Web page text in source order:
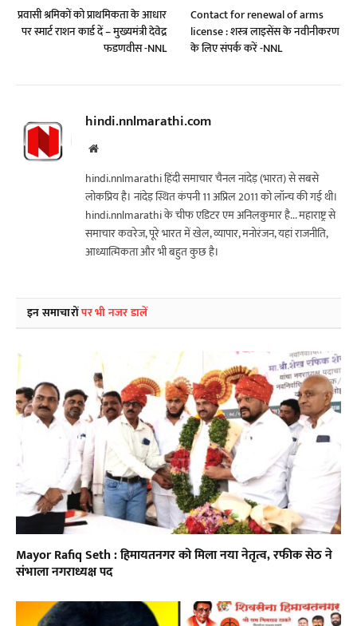
प्रवासी श्रमिकों को प्राथमिकता के आधार
पर स्मार्ट राशन कार्ड दें – मुख्यमंत्री देवेद्र
फडणवीस -NNL
Contact for renewal of arms
license : शस्त्र लाइसेंस के नवीनीकरण
के लिए संपर्क करें -NNL
hindi.nnlmarathi.com
Website
hindi.nnlmarathi हिंदी समाचार चैनल नांदेड़ (भारत) से सबसे
लोकप्रिय है। नांदेड़ स्थित कंपनी 11 अप्रिल 2011 को लॉन्च की गई थी।
hindi.nnlmarathi के चीफ एडिटर एम अनिलकुमार है... महाराष्ट्र से
समाचार कवरेज, पूरे भारत में खेल, व्यापार, मनोरंजन, यहां राजनीति,
आध्यात्मिकता और भी बहुत कुछ है।
इन समाचारोंपर भी नजर डालें
Mayor Rafiq Seth : हिमायतनगर को मिला नया नेतृत्व, रफीक सेठ ने
संभाला नगराध्यक्ष पद